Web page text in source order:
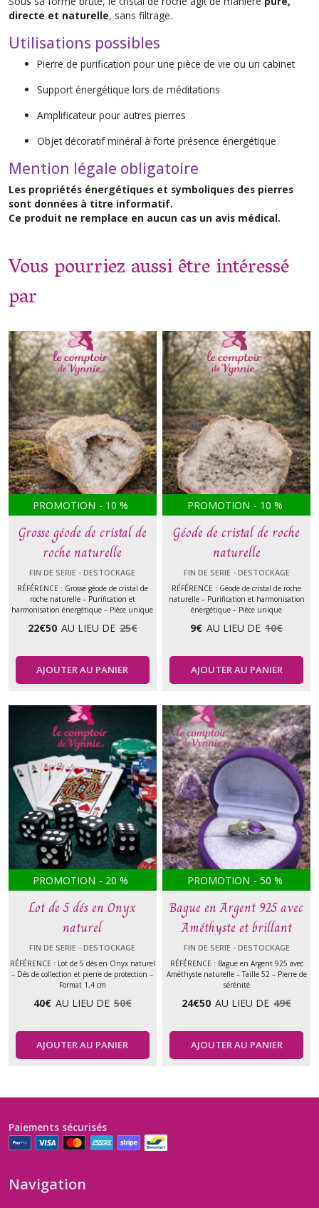
directe et naturelle, sans filtrage.
Utilisations possibles
Pierre de purification pour une pièce de vie ou un cabinet
Support énergétique lors de méditations
Amplificateur pour autres pierres
Objet décoratif minéral à forte présence énergétique
Mention légale obligatoire
Les propriétés énergétiques et symboliques des pierres
sont données à titre informatif.
Ce produit ne remplace en aucun cas un avis médical.
Vous pourriez aussi être intéressé
par
PROMOTION - 10 %
Grosse géode de cristal de
roche naturelle
FIN DE SERIE - DESTOCKAGE
RÉFÉRENCE : Grosse géode de cristal de
roche naturelle – Purification et
harmonisation énergétique – Pièce unique
22€50 AU LIEU DE 25€
AJOUTER AU PANIER
PROMOTION - 10 %
Géode de cristal de roche
naturelle
FIN DE SERIE - DESTOCKAGE
RÉFÉRENCE : Géode de cristal de roche
naturelle – Purification et harmonisation
énergétique – Pièce unique
9€ AU LIEU DE 10€
AJOUTER AU PANIER
PROMOTION - 20 %
Lot de 5 dés en Onyx
naturel
FIN DE SERIE - DESTOCKAGE
RÉFÉRENCE : Lot de 5 dés en Onyx naturel
– Dés de collection et pierre de protection –
Format 1,4 cm
40€ AU LIEU DE 50€
AJOUTER AU PANIER
PROMOTION - 50 %
Bague en Argent 925 avec
Améthyste et brillant
FIN DE SERIE - DESTOCKAGE
RÉFÉRENCE : Bague en Argent 925 avec
Améthyste naturelle – Taille 52 – Pierre de
sérénité
24€50 AU LIEU DE 49€
AJOUTER AU PANIER
Paiements sécurisés
Navigation